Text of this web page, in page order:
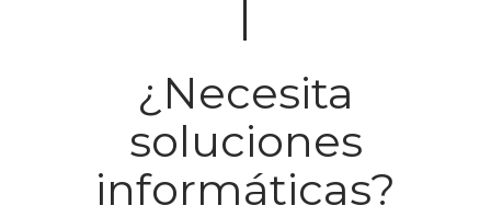
¿Necesita
soluciones
informáticas?